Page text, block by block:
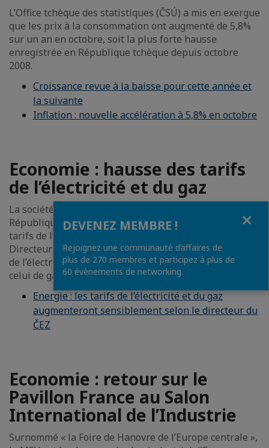
L’Office tchèque des statistiques (ČSÚ) a mis en exergue
que les prix à la consommation ont augmenté de 5,8%
sur un an en octobre, soit la plus forte hausse
enregistrée en République tchèque depuis octobre
2008.
Croissance revue à la baisse pour cette année et
la suivante
Inflation : nouvelle accélération à 5,8% en octobre
Economie : hausse des tarifs
de l’électricité et du gaz
La société ČEZ, plus grand producteur d’électricité en
République tchèque, a annoncé une augmentation des
tarifs de l’électricité et du gaz à partir du 1er janvier.
Directeur du groupe, Daniel Beneš estime que le prix
de l’électricité pourrait augmenter d’environ 30% et
celui de gaz entre 15% et 60%.
Energie : les tarifs de l’électricité et du gaz
augmenteront sensiblement selon le directeur du
ČEZ
Economie : retour sur le
Pavillon France au Salon
International de l’Industrie
Surnommé « la Foire de Hanovre de l’Europe centrale »,
DEVENEZ MEMBRE !
Rejoignez une communauté d’affaires de
plus de 270 membres et participez à plus de
60 évènements de networking.